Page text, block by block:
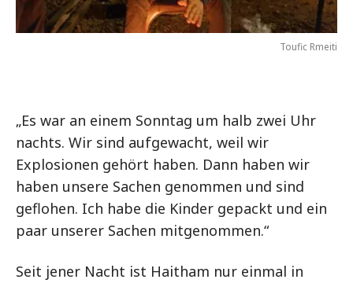
Toufic Rmeiti
„Es war an einem Sonntag um halb zwei Uhr
nachts. Wir sind aufgewacht, weil wir
Explosionen gehört haben. Dann haben wir
haben unsere Sachen genommen und sind
geflohen. Ich habe die Kinder gepackt und ein
paar unserer Sachen mitgenommen.“
Seit jener Nacht ist Haitham nur einmal in